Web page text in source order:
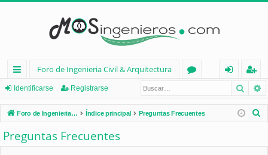
nl
ac
es
rá
Foro de Ingenieria Civil & Arquitectura
os
nt
ifi
eg
ist
ra
Identificarse Registrarse
Foro de Ingenieria Civil & Arquitectura Índice principal Preguntas Frecuentes
Preguntas Frecuentes